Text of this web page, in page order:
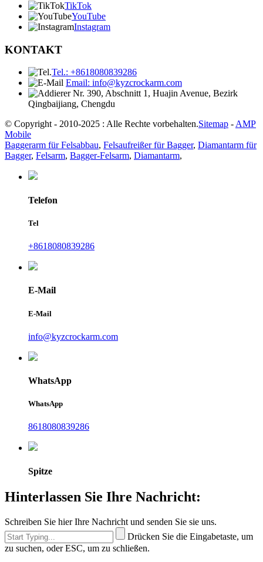
TikTok
YouTube
Instagram
KONTAKT
Tel.: +8618080839286
Email: info@kyzcrockarm.com
Nr. 390, Abschnitt 1, Huajin Avenue, Bezirk
Qingbaijiang, Chengdu
© Copyright - 2010-2025 : Alle Rechte vorbehalten.Sitemap -AMP
Mobile
Baggerarm für Felsabbau, Felsaufreißer für Bagger, Diamantarm für
Bagger, Felsarm, Bagger-Felsarm, Diamantarm,
Telefon
Tel
+8618080839286
E-Mail
E-Mail
info@kyzcrockarm.com
WhatsApp
WhatsApp
8618080839286
Spitze
Hinterlassen Sie Ihre Nachricht:
Schreiben Sie hier Ihre Nachricht und senden Sie sie uns.
Drücken Sie die Eingabetaste, um
zu suchen, oder ESC, um zu schließen.